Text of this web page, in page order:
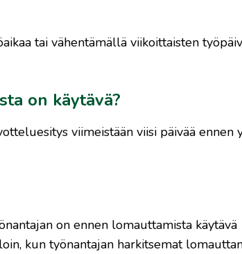
tai vähentämällä viikoittaisten
on käytävä?
viimeistään viisi päivää ennen
on ennen lomauttamista käytävä
kun työnantajan harkitsemat